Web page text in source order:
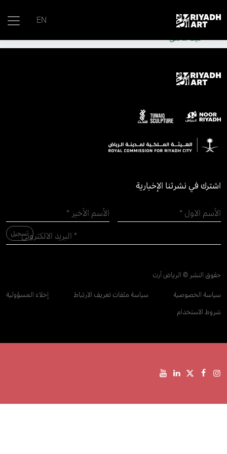
EN
موقع حكومي رسمي تابع لحكومة المملكة العربية السعودية
كيف تتحقق
اشترك في نشرتنا الإخبارية
حقوق النشر © الرياض آرت
سياسة الخصوصية سياسة ملفات تعريف الارتباط
إخلاء المسؤولية
شروط الاستخدام